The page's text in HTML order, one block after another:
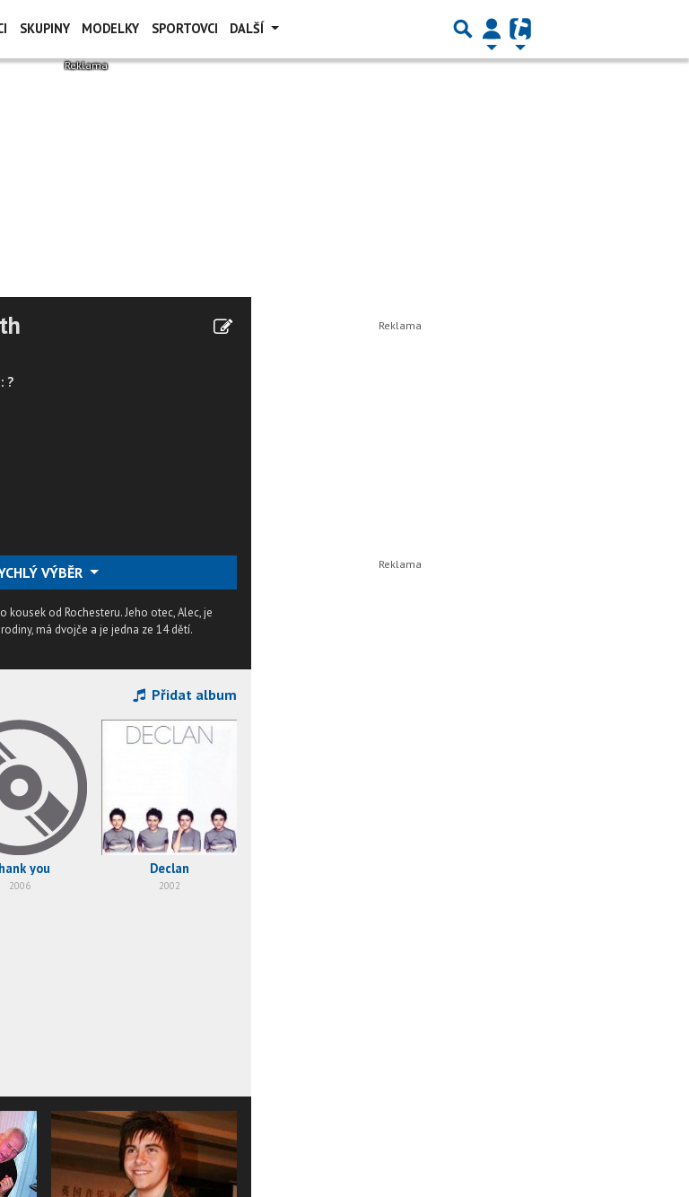
SKUPINY MODELKY SPORTOVCI DALŠÍ
?
VÝBĚR
od Rochesteru. Jeho otec, Alec, je
má dvojče a je jedna ze 14 dětí.
Přidat album
you
2006
Declan
2002